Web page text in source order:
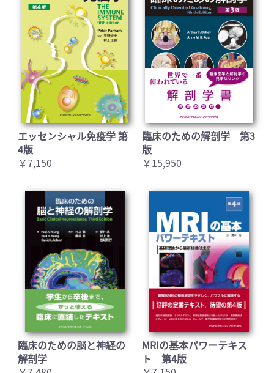
エッセンシャル免疫学 第
4版
￥7,150
臨床のための解剖学 第3
版
￥15,950
臨床のための脳と神経の
解剖学
MRIの基本パワーテキス
ト 第4版